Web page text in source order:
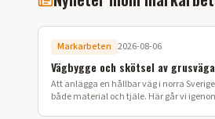
Markarbeten 2026-08-06
Vägbygge och skötsel av
Att anlägga en hållbar väg i norra
både material och tjäle. Här går vi